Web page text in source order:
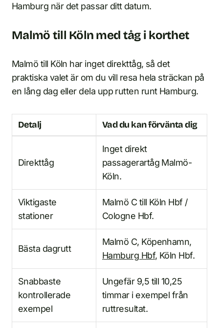
Hamburg när det passar ditt datum.
Malmö till Köln med tåg i korthet
Malmö till Köln har inget direkttåg, så det
praktiska valet är om du vill resa hela sträckan på
en lång dag eller dela upp rutten runt Hamburg.
Detalj Vad du kan förvänta dig
Direkttåg
Inget direkt
passagerartåg Malmö-
Köln.
Viktigaste
stationer
Malmö C till Köln Hbf /
Cologne Hbf.
Bästa dagrutt
Malmö C, Köpenhamn,
Hamburg Hbf, Köln Hbf.
Snabbaste
kontrollerade
exempel
Ungefär 9,5 till 10,25
timmar i exempel från
ruttresultat.